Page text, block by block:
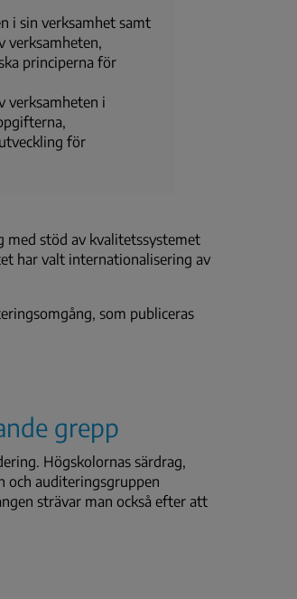
i sin verksamhet samt
verksamheten,
principerna för
verksamheten i
för
stöd av kvalitetssystemet
har valt internationalisering av
som publiceras
grepp
Högskolornas särdrag,
och auditeringsgruppen
strävar man också efter att